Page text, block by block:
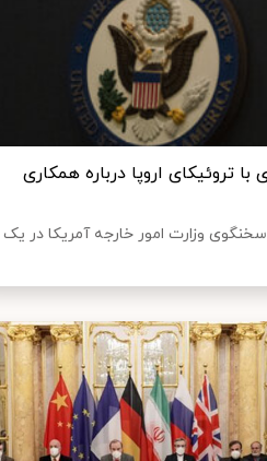
تروئیکای اروپا درباره همکاری
سخنگوی وزارت امور خارجه آمریکا در یک